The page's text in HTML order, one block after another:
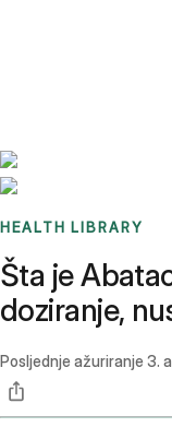
HEALTH LIBRARY
Šta je
doziranje,
Posljednje ažuriranje 3.